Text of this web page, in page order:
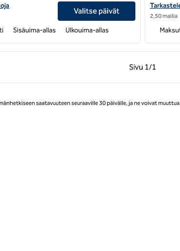
Club Paradise Point Hollister -hotellin tiedot
Valitse päivät
Sisäuima-allas Ulkouima-allas
Katso
2,50 mailia
Sivu 1/1
Edellinen sivu, 1/1
Sivu 1/1
saatavuuteen seuraaville 30 päivälle, ja ne voivat